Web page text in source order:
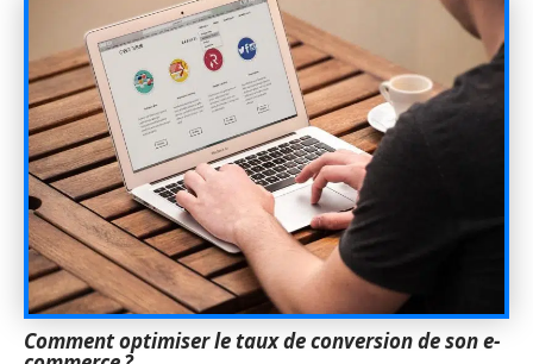
Comment optimiser le taux de conversion de son e-